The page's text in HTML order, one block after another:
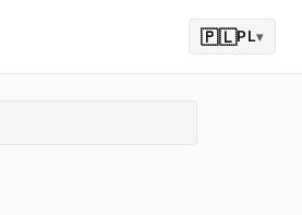
🇵🇱PL▾